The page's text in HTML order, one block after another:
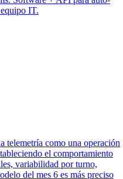
y señales existentes en los
sin cableado nuevo. El
Edge Device para IA
Software + API para auto-
IT.